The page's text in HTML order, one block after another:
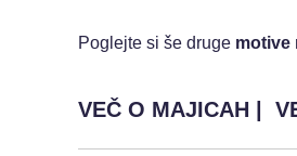
Poglejte si še druge motive
VEČ O MAJICAH